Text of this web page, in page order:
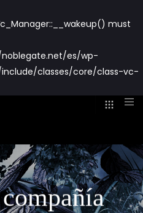
must
es/wp-
classes/core/class-vc-